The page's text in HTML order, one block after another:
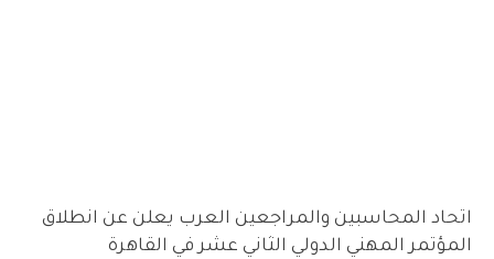
المحاسبين والمراجعين العرب يعلن عن انطلاق
المهني الدولي الثاني عشر في القاهرة